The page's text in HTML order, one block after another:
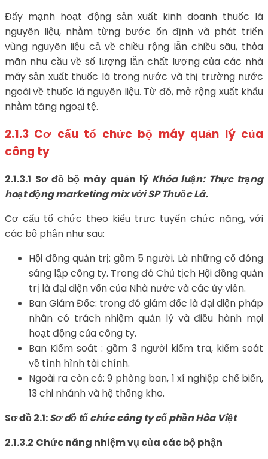
Đẩy mạnh hoạt động sản xuất kinh doanh thuốc lá
nguyên liệu, nhằm từng bước ổn định và phát triển
vùng nguyên liệu cả về chiều rộng lẫn chiều sâu, thỏa
mãn nhu cầu về số lượng lẫn chất lượng của các nhà
máy sản xuất thuốc lá trong nước và thị trường nước
ngoài về thuốc lá nguyên liệu. Từ đó, mở rộng xuất khẩu
nhằm tăng ngoại tệ.
2.1.3 Cơ cấu tổ chức bộ máy quản lý của
công ty
2.1.3.1 Sơ đồ bộ máy quản lý Khóa luận: Thực trạng
hoạt động marketing mix với SP Thuốc Lá.
Cơ cấu tổ chức theo kiểu trực tuyến chức năng, với
các bộ phận như sau:
Hội đồng quản trị: gồm 5 người. Là những cổ đông
sáng lập công ty. Trong đó Chủ tịch Hội đồng quản
trị là đại diện vốn của Nhà nước và các ủy viên.
Ban Giám Đốc: trong đó giám đốc là đại diện pháp
nhân có trách nhiệm quản lý và điều hành mọi
hoạt động của công ty.
Ban Kiểm soát : gồm 3 người kiểm tra, kiểm soát
về tình hình tài chính.
Ngoài ra còn có: 9 phòng ban, 1 xí nghiệp chế biến,
13 chi nhánh và hệ thống kho.
Sơ đồ 2.1:Sơ đồ tổ chức công ty cổ phần Hòa Việt
2.1.3.2 Chức năng nhiệm vụ của các bộ phận